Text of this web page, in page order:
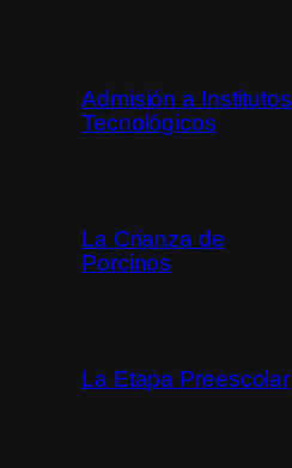
Admisión a Institutos
Tecnológicos
La Crianza de
Porcinos
La Etapa Preescolar